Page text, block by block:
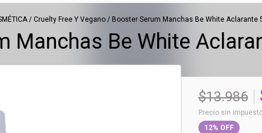
/ Cruelty Free Y Vegano / Booster Serum Manchas Be White Aclarante
Manchas Be White
$13.986
Precio sin
12% OFF